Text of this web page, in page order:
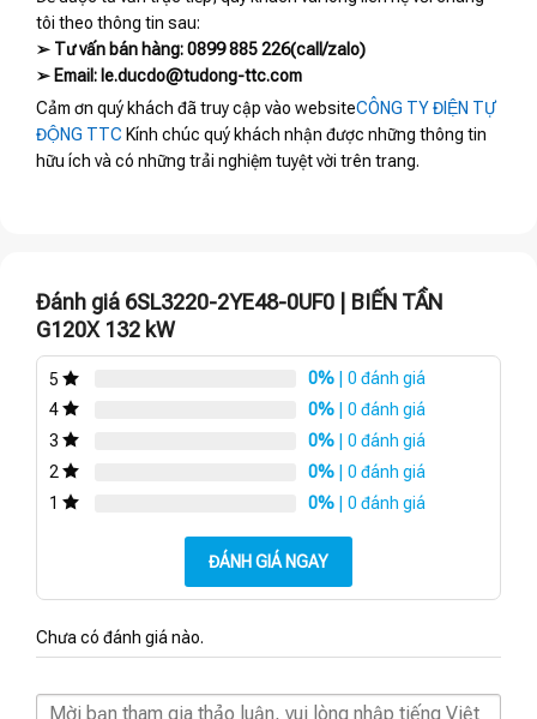
tôi theo thông tin sau:
➢ Tư vấn bán hàng: 0899 885 226(call/zalo)
➢ Email: le.ducdo@tudong-ttc.com
Cảm ơn quý khách đã truy cập vào websiteCÔNG TY ĐIỆN TỰ
ĐỘNG TTC Kính chúc quý khách nhận được những thông tin
hữu ích và có những trải nghiệm tuyệt vời trên trang.
Đánh giá 6SL3220-2YE48-0UF0 | BIẾN TẦN
G120X 132 kW
5 0% | 0 đánh giá
4
0% | 0 đánh giá
3
0% | 0 đánh giá
2
0% | 0 đánh giá
1
0% | 0 đánh giá
ĐÁNH GIÁ NGAY
Chưa có đánh giá nào.